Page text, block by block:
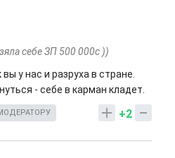
себе ЗП 500 000с ))
у нас и разруха в стране.
- себе в карман кладет.
+2